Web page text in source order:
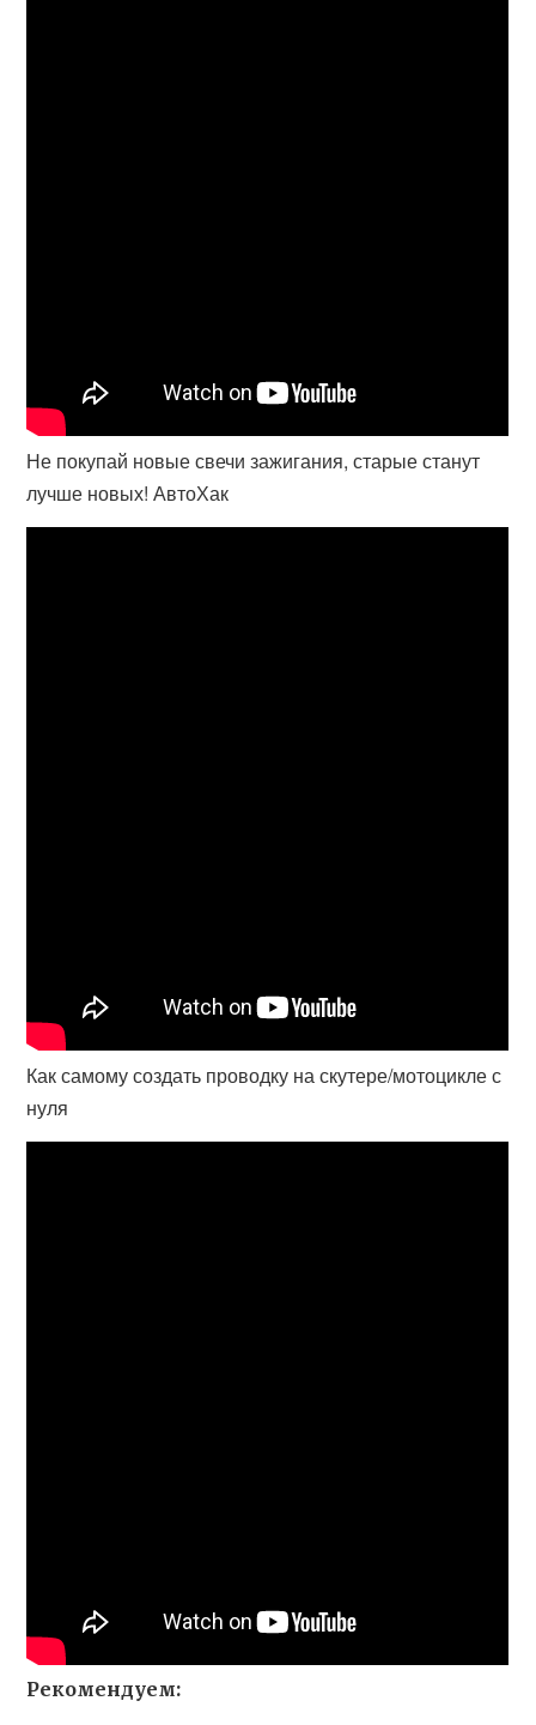
Не покупай новые свечи зажигания, старые станут
лучше новых! АвтоХак
Как самому создать проводку на скутере/мотоцикле с
нуля
Рекомендуем: